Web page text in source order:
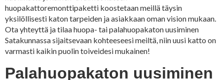
huopakattoremonttipaketti koostetaan meillä täysin
yksilöllisesti katon tarpeiden ja asiakkaan oman vision mukaan.
Ota yhteyttä ja tilaa huopa- tai palahuopakaton uusiminen
Satakunnassa sijaitsevaan kohteeseesi meiltä, niin uusi katto on
varmasti kaikin puolin toiveidesi mukainen!
Palahuopakaton uusiminen